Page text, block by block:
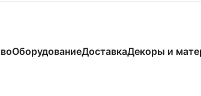
ОборудованиеДоставкаДекоры и